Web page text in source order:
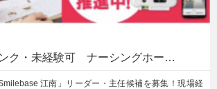
ク・未経験可 ナーシングホー…
江南」リーダー・主任候補を募集！現場経